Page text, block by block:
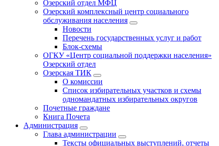
Озерский отдел МФЦ
Озерский комплексный центр социального
обслуживания населения
Новости
Перечень государственных услуг и работ
Блок-схемы
ОГКУ «Центр социальной поддержки населения»
Озерский отдел
Озерская ТИК
О комиссии
Список избирательных участков и схемы
одномандатных избирательных округов
Почетные граждане
Книга Почета
Администрация
Глава администрации
Тексты официальных выступлений, отчеты